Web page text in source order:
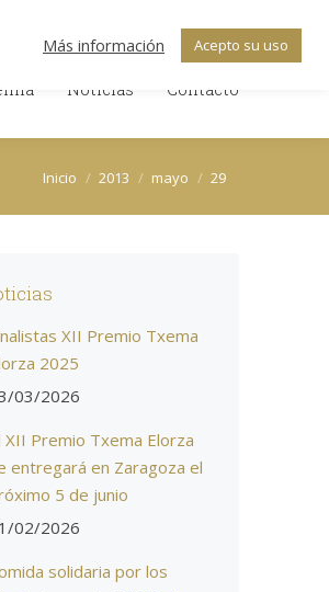
Facebook
page
opens
new
window
page
opens
new
window
Linkedin
page
opens
new
window
Noticias Contacto
Estás aquí:
Inicio 2013 mayo 29
XII Premio Txema
2025
03/2026
XII Premio Txema Elorza
entregará en Zaragoza el
5 de junio
02/2026
solidaria por los
Más información Acepto su uso
Noticias Contacto